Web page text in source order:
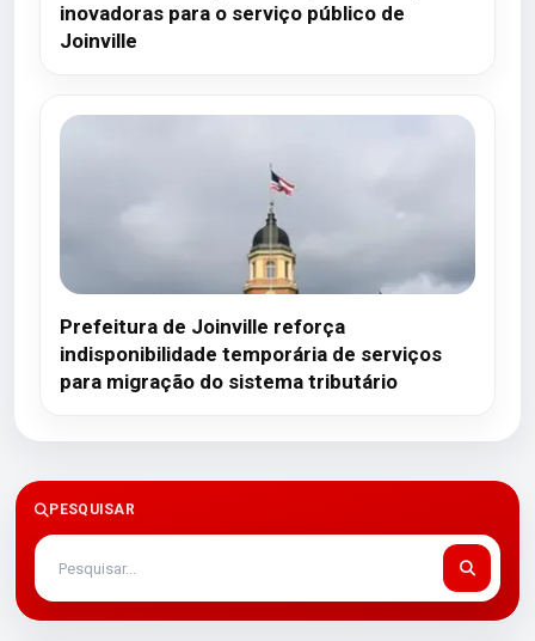
inovadoras para o serviço público de
Joinville
Prefeitura de Joinville reforça
indisponibilidade temporária de serviços
para migração do sistema tributário
PESQUISAR